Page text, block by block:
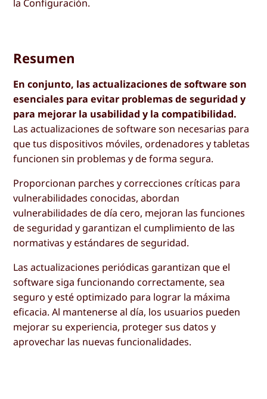
la Configuración.
Resumen
En conjunto, las actualizaciones de software son
esenciales para evitar problemas de seguridad y
para mejorar la usabilidad y la compatibilidad.
Las actualizaciones de software son necesarias para
que tus dispositivos móviles, ordenadores y tabletas
funcionen sin problemas y de forma segura.
Proporcionan parches y correcciones críticas para
vulnerabilidades conocidas, abordan
vulnerabilidades de día cero, mejoran las funciones
de seguridad y garantizan el cumplimiento de las
normativas y estándares de seguridad.
Las actualizaciones periódicas garantizan que el
software siga funcionando correctamente, sea
seguro y esté optimizado para lograr la máxima
eficacia. Al mantenerse al día, los usuarios pueden
mejorar su experiencia, proteger sus datos y
aprovechar las nuevas funcionalidades.